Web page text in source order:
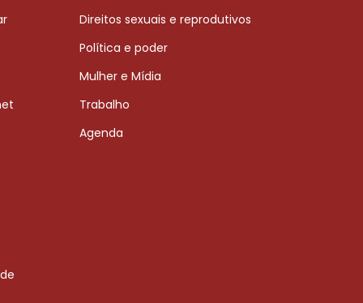
Direitos sexuais e reprodutivos
Política e poder
Mulher e Mídia
Trabalho
Agenda